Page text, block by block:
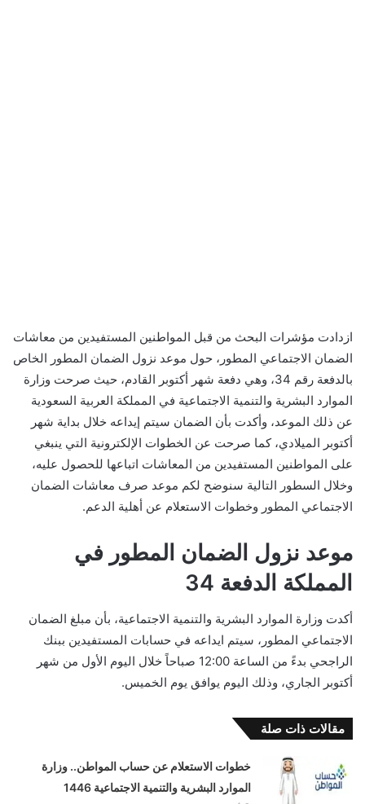
ازدادت مؤشرات البحث من قبل المواطنين المستفيدين من معاشات
الضمان الاجتماعي المطور، حول موعد نزول الضمان المطور الخاص
بالدفعة رقم 34، وهي دفعة شهر أكتوبر القادم، حيث صرحت وزارة
الموارد البشرية والتنمية الاجتماعية في المملكة العربية السعودية
عن ذلك الموعد، وأكدت بأن الضمان سيتم إيداعه خلال بداية شهر
أكتوبر الميلادي، كما صرحت عن الخطوات الإلكترونية التي ينبغي
على المواطنين المستفيدين من المعاشات اتباعها للحصول عليه،
وخلال السطور التالية سنوضح لكم موعد صرف معاشات الضمان
الاجتماعي المطور وخطوات الاستعلام عن أهلية الدعم.
موعد نزول الضمان المطور في
المملكة الدفعة 34
أكدت وزارة الموارد البشرية والتنمية الاجتماعية، بأن مبلغ الضمان
الاجتماعي المطور، سيتم ايداعه في حسابات المستفيدين ببنك
الراجحي بدءً من الساعة 12:00 صباحاً خلال اليوم الأول من شهر
أكتوبر الجاري، وذلك اليوم يوافق يوم الخميس.
مقالات ذات صلة
خطوات الاستعلام عن حساب المواطن.. وزارة
الموارد البشرية والتنمية الاجتماعية 1446